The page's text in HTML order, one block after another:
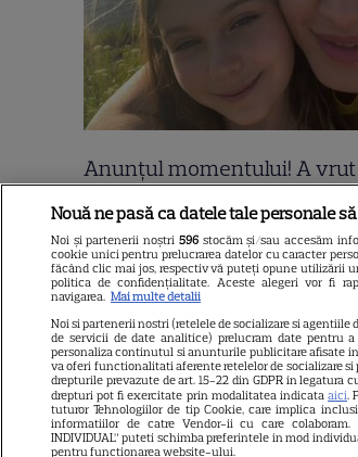
Anunțul momentului! A vrut
să se știe de la ea! Elena
și Adrian Alexandrov, după
ani de relație și un copil rupt
din soare au...
Nouă ne pasă ca datele tale personale
Noi și partenerii noștri 596stocăm și/sau accesăm
cookie unici pentru prelucrarea datelor cu caracter
făcând clic mai jos, respectiv vă puteți opune utilizării
politica de confidențialitate. Aceste alegeri vor fi
navigarea. Mai multe detalii
Noi si partenerii nostri (retelele de socializare si
de servicii de date analitice) prelucram date pentru
personaliza continutul si anunturile publicitare afisate
va oferi functionalitati aferente retelelor de socializare
drepturile prevazute de art. 15-22 din GDPR in legatura
drepturi pot fi exercitate prin modalitatea indicataaici.
tuturor Tehnologiilor de tip Cookie, care implica
informatiilor de catre Vendor-ii cu care colaboram.
INDIVIDUAL” puteti schimba preferintele in mod
pentru functionarea website-ului.